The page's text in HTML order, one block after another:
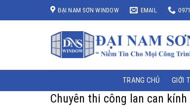
to
ĐẠI NAM SƠN WINDOW EMAIL
TRANG CHỦ GIỚI
Chuyên thi công lan can